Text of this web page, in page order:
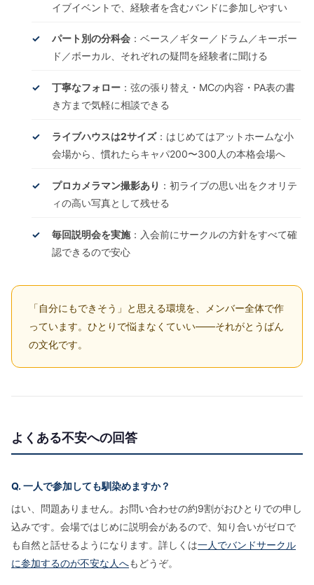
イブイベントで、経験者を含むバンドに参加しやすい
パート別の分科会：ベース／ギター／ドラム／キーボー
ド／ボーカル、それぞれの疑問を経験者に聞ける
丁寧なフォロー：弦の張り替え・MCの内容・PA表の書
き方まで気軽に相談できる
ライブハウスは2サイズ：はじめてはアットホームな小
会場から、慣れたらキャパ200〜300人の本格会場へ
プロカメラマン撮影あり ：初ライブの思い出をクオリテ
ィの高い写真として残せる
毎回説明会を実施：入会前にサークルの方針をすべて確
認できるので安心
「自分にもできそう」と思える環境を、メンバー全体で作
っています。ひとりで悩まなくていい——それがとうばん
の文化です。
よくある不安への回答
Q. 一人で参加しても馴染めますか？
はい、問題ありません。お問い合わせの約9割がおひとりでの申し
込みです。会場ではじめに説明会があるので、知り合いがゼロで
も自然と話せるようになります。詳しくは一人でバンドサークル
に参加するのが不安な人へもどうぞ。